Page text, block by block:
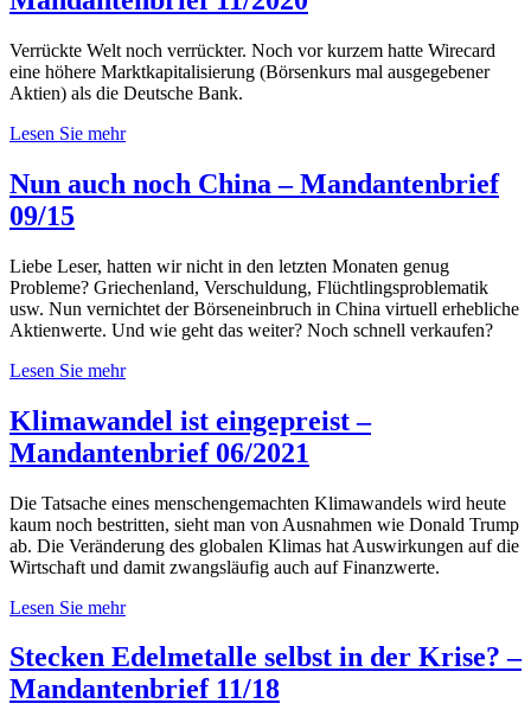
Verrückte Welt noch verrückter. Noch vor kurzem hatte Wirecard
eine höhere Marktkapitalisierung (Börsenkurs mal ausgegebener
Aktien) als die Deutsche Bank.
Lesen Sie mehr
Nun auch noch China – Mandantenbrief
09/15
Liebe Leser, hatten wir nicht in den letzten Monaten genug
Probleme? Griechenland, Verschuldung, Flüchtlingsproblematik
usw. Nun vernichtet der Börseneinbruch in China virtuell erhebliche
Aktienwerte. Und wie geht das weiter? Noch schnell verkaufen?
Lesen Sie mehr
Klimawandel ist eingepreist –
Mandantenbrief 06/2021
Die Tatsache eines menschengemachten Klimawandels wird heute
kaum noch bestritten, sieht man von Ausnahmen wie Donald Trump
ab. Die Veränderung des globalen Klimas hat Auswirkungen auf die
Wirtschaft und damit zwangsläufig auch auf Finanzwerte.
Lesen Sie mehr
Stecken Edelmetalle selbst in der Krise? –
Mandantenbrief 11/18